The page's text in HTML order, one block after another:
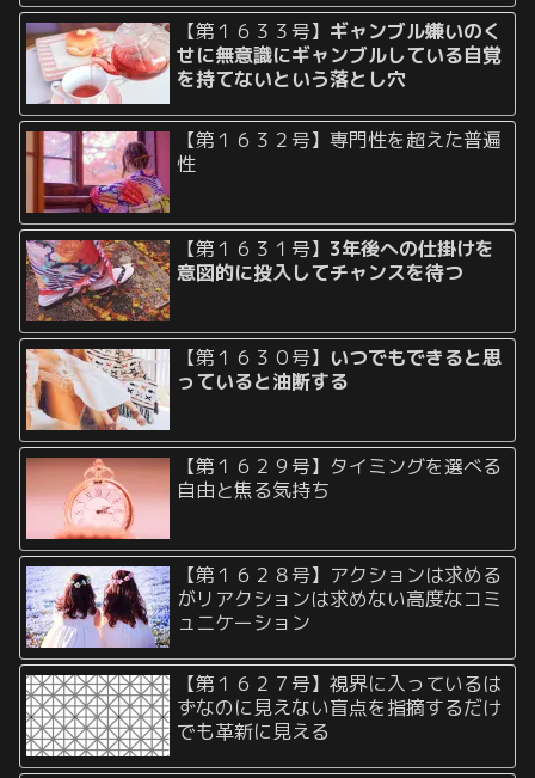
【第１６３３号】 ギャンブル嫌いのく
せに無意識にギャンブルしている自覚
を持てないという落とし穴
【第１６３２号】専門性を超えた普遍
性
【第１６３１号】 3年後への仕掛けを
意図的に投入してチャンスを待つ
【第１６３０号】 いつでもできると思
っていると油断する
【第１６２９号】タイミングを選べる
自由と焦る気持ち
【第１６２８号】アクションは求める
がリアクションは求めない高度なコミ
ュニケーション
【第１６２７号】視界に入っているは
ずなのに見えない盲点を指摘するだけ
でも革新に見える